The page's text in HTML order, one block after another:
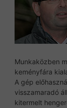
Munkaközben
keményfára
A gép
visszamaradó
kitermelt